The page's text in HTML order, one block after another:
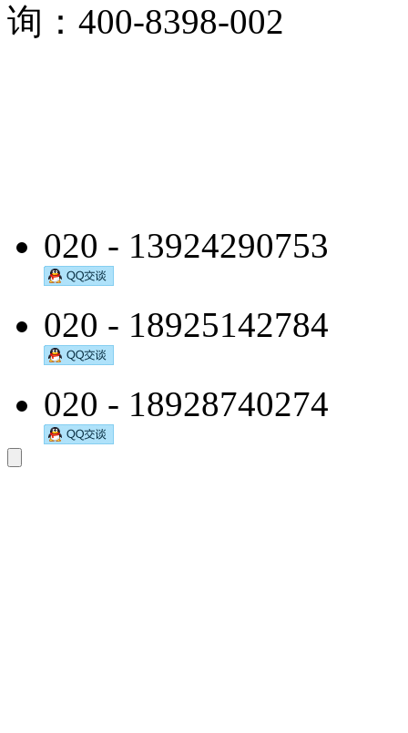
询：400-8398-002
020 - 13924290753
020 - 18925142784
020 - 18928740274